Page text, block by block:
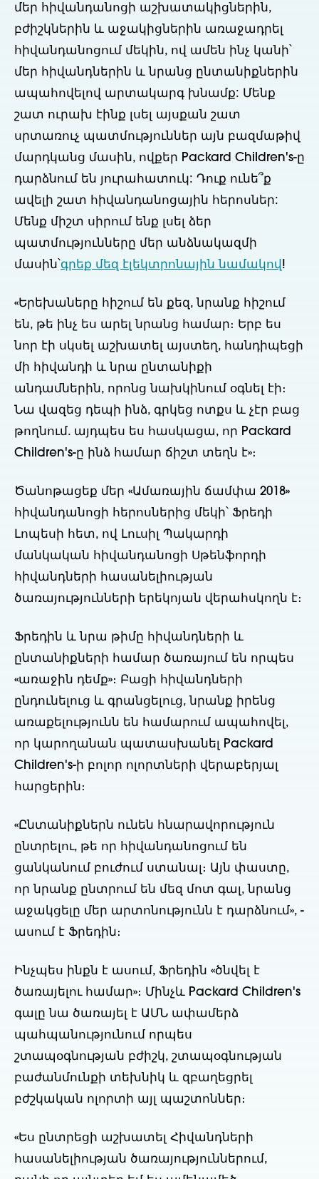
մեր հիվանդանոցի աշխատակիցներին,
բժիշկներին և աջակիցներին առաջադրել
հիվանդանոցում մեկին, ով ամեն ինչ կանի՝
մեր հիվանդներին և նրանց ընտանիքներին
ապահովելով արտակարգ խնամք: Մենք
շատ ուրախ էինք լսել այսքան շատ
սրտառուչ պատմություններ այն բազմաթիվ
մարդկանց մասին, ովքեր Packard Children's-ը
դարձնում են յուրահատուկ: Դուք ունե՞ք
ավելի շատ հիվանդանոցային հերոսներ:
Մենք միշտ սիրում ենք լսել ձեր
պատմությունները մեր անձնակազմի
մասին՝ գրեք մեզ էլեկտրոնային նամակով !
«Երեխաները հիշում են քեզ, նրանք հիշում
են, թե ինչ ես արել նրանց համար։ Երբ ես
նոր էի սկսել աշխատել այստեղ, հանդիպեցի
մի հիվանդի և նրա ընտանիքի
անդամներին, որոնց նախկինում օգնել էի։
Նա վազեց դեպի ինձ, գրկեց ոտքս և չէր բաց
թողնում. այդպես ես հասկացա, որ Packard
Children's-ը ինձ համար ճիշտ տեղն է»։
Ծանոթացեք մեր «Ամառային ճամփա 2018»
հիվանդանոցի հերոսներից մեկի՝ Ֆրեդի
Լոպեսի հետ, ով Լուսիլ Պակարդի
մանկական հիվանդանոցի Սթենֆորդի
հիվանդների հասանելիության
ծառայությունների երեկոյան վերահսկողն է։
Ֆրեդին և նրա թիմը հիվանդների և
ընտանիքների համար ծառայում են որպես
«առաջին դեմք»։ Բացի հիվանդների
ընդունելուց և գրանցելուց, նրանք իրենց
առաքելությունն են համարում ապահովել,
որ կարողանան պատասխանել Packard
Children's-ի բոլոր ոլորտների վերաբերյալ
հարցերին։
«Ընտանիքներն ունեն հնարավորություն
ընտրելու, թե որ հիվանդանոցում են
ցանկանում բուժում ստանալ։ Այն փաստը,
որ նրանք ընտրում են մեզ մոտ գալ, նրանց
աջակցելը մեր արտոնությունն է դարձնում», -
ասում է Ֆրեդին։
Ինչպես ինքն է ասում, Ֆրեդին «ծնվել է
ծառայելու համար»։ Մինչև Packard Children's
գալը նա ծառայել է ԱՄՆ ափամերձ
պահպանությունում որպես
շտապօգնության բժիշկ, շտապօգնության
բաժանմունքի տեխնիկ և զբաղեցրել
բժշկական ոլորտի այլ պաշտոններ։
«Ես ընտրեցի աշխատել Հիվանդների
հասանելիության ծառայություններում,